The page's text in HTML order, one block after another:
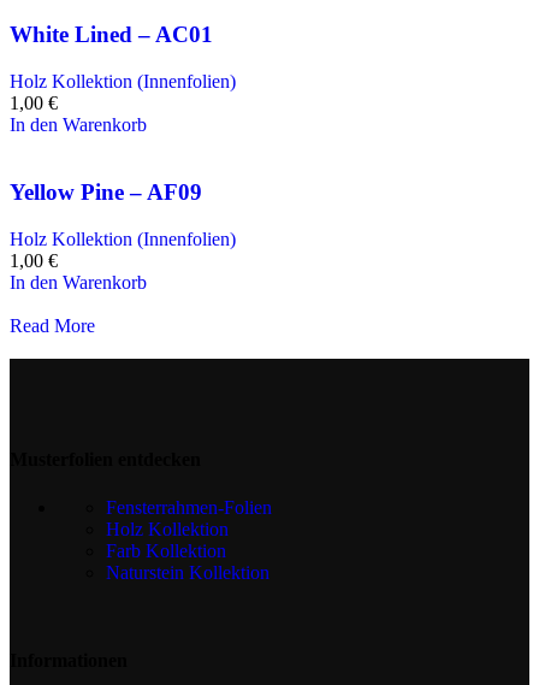
White Lined – AC01
Holz Kollektion (Innenfolien)
1,00 €
In den Warenkorb
Yellow Pine – AF09
Holz Kollektion (Innenfolien)
1,00 €
In den Warenkorb
Read More
Fensterrahmen-Folien
Holz Kollektion
Farb Kollektion
Naturstein Kollektion